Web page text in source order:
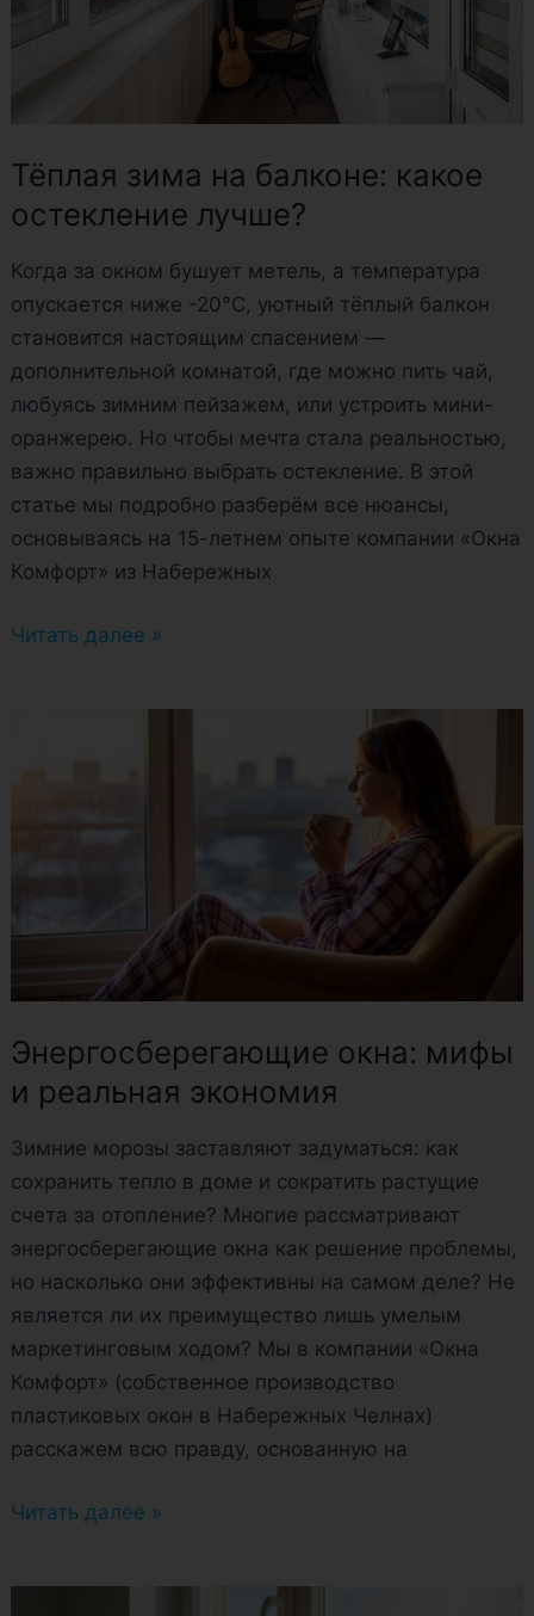
Тёплая зима на балконе: какое
остекление лучше?
Когда за окном бушует метель, а температура
опускается ниже -20°C, уютный тёплый балкон
становится настоящим спасением —
дополнительной комнатой, где можно пить чай,
любуясь зимним пейзажем, или устроить мини-
оранжерею. Но чтобы мечта стала реальностью,
важно правильно выбрать остекление. В этой
статье мы подробно разберём все нюансы,
основываясь на 15-летнем опыте компании «Окна
Комфорт» из Набережных
Читать далее »
Энергосберегающие окна: мифы
и реальная экономия
Зимние морозы заставляют задуматься: как
сохранить тепло в доме и сократить растущие
счета за отопление? Многие рассматривают
энергосберегающие окна как решение проблемы,
но насколько они эффективны на самом деле? Не
является ли их преимущество лишь умелым
маркетинговым ходом? Мы в компании «Окна
Комфорт» (собственное производство
пластиковых окон в Набережных Челнах)
расскажем всю правду, основанную на
Читать далее »